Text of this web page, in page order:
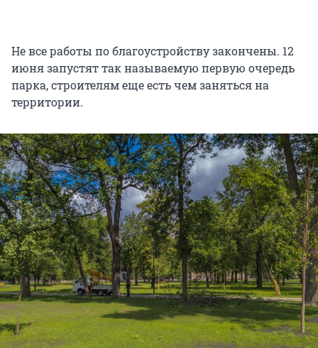
Не все работы по благоустройству закончены. 12
июня запустят так называемую первую очередь
парка, строителям еще есть чем заняться на
территории.